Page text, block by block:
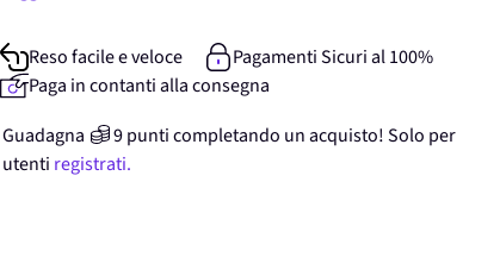
Reso facile e veloce
Pagamenti Sicuri al 100%
Paga in contanti alla consegna
Guadagna
9punticompletando un acquisto! Solo per
utenti registrati.